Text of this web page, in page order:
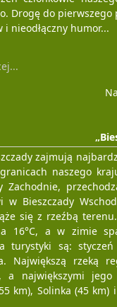
Drogę do
i nieodłączny humor...
zajmują
naszego
Zachodnie,
w Bieszczady
się z rzeźbą
16°C, a w zimie
turystyki są:
Największą rzeką
a największymi jego
55 km), Solinka (45